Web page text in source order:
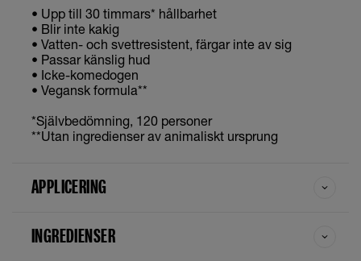
• Upp till 30 timmars* hållbarhet
• Blir inte kakig
• Vatten- och svettresistent, färgar inte av sig
• Passar känslig hud
• Icke-komedogen
• Vegansk formula**
*Självbedömning, 120 personer
**Utan ingredienser av animaliskt ursprung
APPLICERING
INGREDIENSER